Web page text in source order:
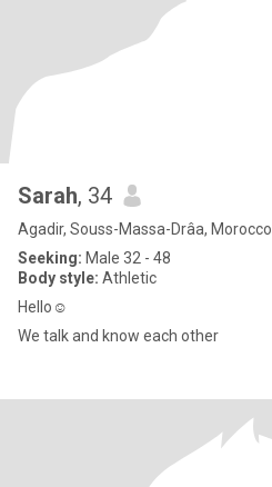
Sarah, 34
Agadir, Souss-Massa-Drâa, Morocco
Seeking: Male 32 - 48
Body style: Athletic
Hello☺
We talk and know each other